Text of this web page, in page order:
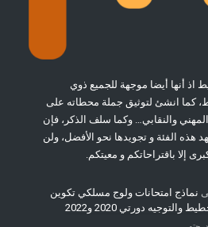
اذ أنها أيضا موجهة للجميع ذوي
كما انشئ لتوثيق جملة محطاته على
والنقابي… وكما سلف الذكر، فإن
هذه الفئة و تجويدها نحو الأفضل، ولن
إلا باقتراحاتكم و معيتكم.
نماذج امتحانات ولوج مسلكي تكوين
دورتي 2020 و2022